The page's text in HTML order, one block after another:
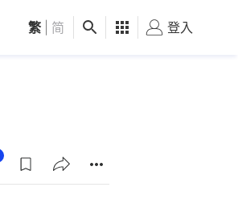
觀點 健康 好食玩飛
繁 简 登入